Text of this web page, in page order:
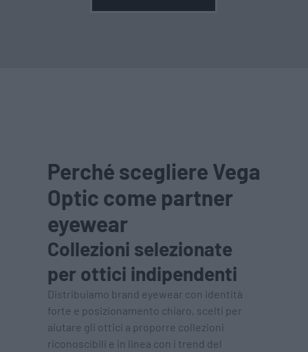
Perché scegliere Vega
Optic come partner
eyewear
Collezioni selezionate
per ottici indipendenti
Distribuiamo brand eyewear con identità
forte e posizionamento chiaro, scelti per
aiutare gli ottici a proporre collezioni
riconoscibili e in linea con i trend del